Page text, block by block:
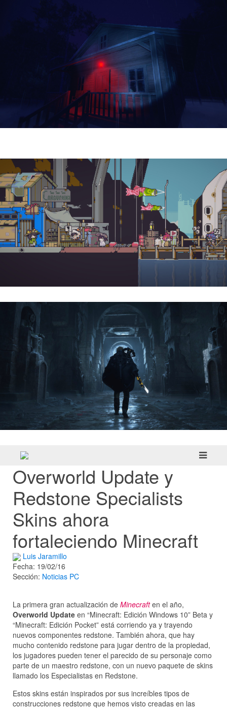
Overworld Update y
Redstone Specialists
Skins ahora
fortaleciendo Minecraft
Luis Jaramillo
Fecha: 19/02/16
Sección: Noticias PC
La primera gran actualización de Minecraften el año,
Overworld Update en “Minecraft: Edición Windows 10” Beta y
“Minecraft: Edición Pocket” está corriendo ya y trayendo
nuevos componentes redstone. También ahora, que hay
mucho contenido redstone para jugar dentro de la propiedad,
los jugadores pueden tener el parecido de su personaje como
parte de un maestro redstone, con un nuevo paquete de skins
llamado los Especialistas en Redstone.
Estos skins están inspirados por sus increíbles tipos de
construcciones redstone que hemos visto creadas en las